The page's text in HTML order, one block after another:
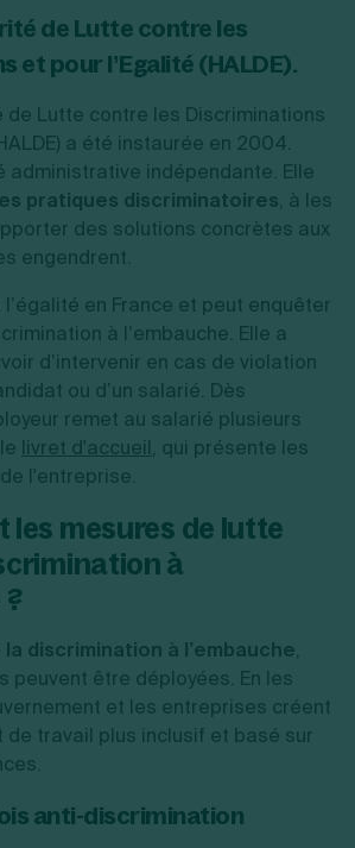
de Lutte contre les
et pour l’Egalité (HALDE).
de Lutte contre les Discriminations
a été instaurée en 2004.
administrative indépendante. Elle
pratiques discriminatoires, à les
des solutions concrètes aux
engendrent.
l’égalité en France et peut enquêter
à l’embauche. Elle a
d’intervenir en cas de violation
ou d’un salarié. Dès
remet au salarié plusieurs
livret d'accueil, qui présente les
l'entreprise.
les mesures de lutte
à
la discrimination à l’embauche,
peuvent être déployées. En les
et les entreprises créent
de travail plus inclusif et basé sur
anti-discrimination